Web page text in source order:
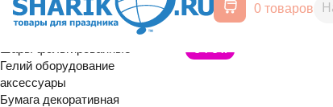
0 товаров
Расширенный поиск
Шары латексные
Гелий оборудование
аксессуары
Бумага декоративная
Рождения
С Т О К